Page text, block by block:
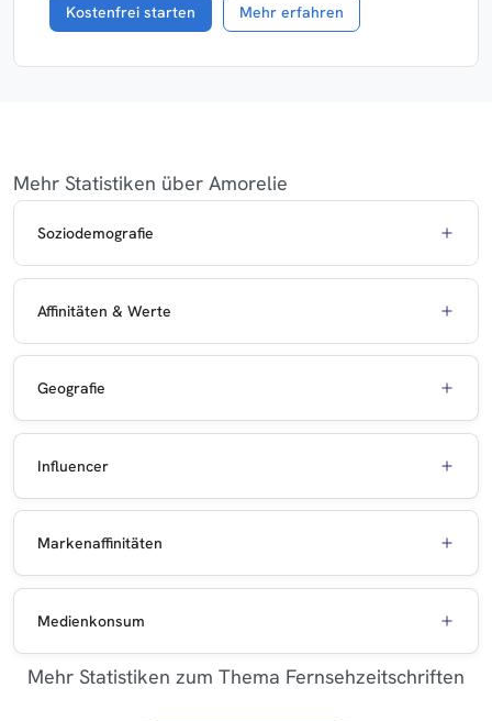
Kostenfrei starten Mehr erfahren
Mehr Statistiken über Amorelie
Soziodemografie
Affinitäten & Werte
Geografie
Influencer
Markenaffinitäten
Medienkonsum
Mehr Statistiken zum Thema Fernsehzeitschriften